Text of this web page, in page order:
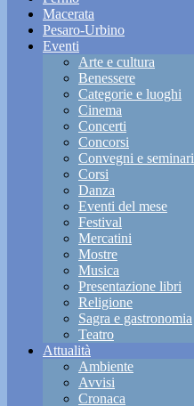
Macerata
Pesaro-Urbino
Eventi
Arte e cultura
Benessere
Categorie e luoghi
Cinema
Concerti
Concorsi
Convegni e seminari
Corsi
Danza
Eventi del mese
Festival
Mercatini
Mostre
Musica
Presentazione libri
Religione
Sagra e gastronomia
Teatro
Attualità
Ambiente
Avvisi
Cronaca